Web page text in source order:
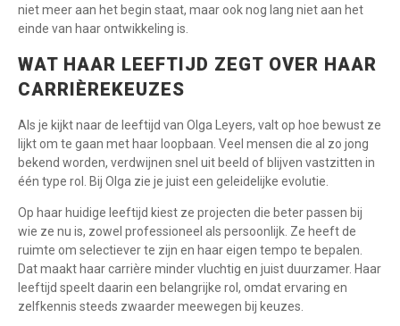
niet meer aan het begin staat, maar ook nog lang niet aan het
einde van haar ontwikkeling is.
WAT HAAR LEEFTIJD ZEGT OVER HAAR
CARRIÈREKEUZES
Als je kijkt naar de leeftijd van Olga Leyers, valt op hoe bewust ze
lijkt om te gaan met haar loopbaan. Veel mensen die al zo jong
bekend worden, verdwijnen snel uit beeld of blijven vastzitten in
één type rol. Bij Olga zie je juist een geleidelijke evolutie.
Op haar huidige leeftijd kiest ze projecten die beter passen bij
wie ze nu is, zowel professioneel als persoonlijk. Ze heeft de
ruimte om selectiever te zijn en haar eigen tempo te bepalen.
Dat maakt haar carrière minder vluchtig en juist duurzamer. Haar
leeftijd speelt daarin een belangrijke rol, omdat ervaring en
zelfkennis steeds zwaarder meewegen bij keuzes.